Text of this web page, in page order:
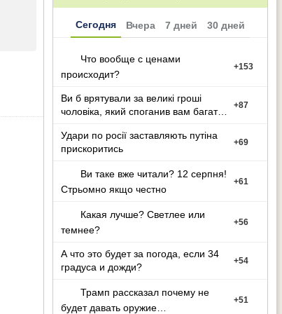
Сегодня Вчера 7 дней 30 дней
Что вообще с ценами
происходит?
+153
Ви б врятували за великі гроші
чоловіка, який споганив вам багато
+87
Удари по росії заставляють путіна
прискоритись
+69
Ви таке вже читали? 12 серпня!
Стрьомно якщо честно
+61
Какая лучше? Светлее или
темнее?
+56
А что это будет за погода, если 34
градуса и дожди?
+54
Трамп рассказал почему не
будет давать оружие
+51